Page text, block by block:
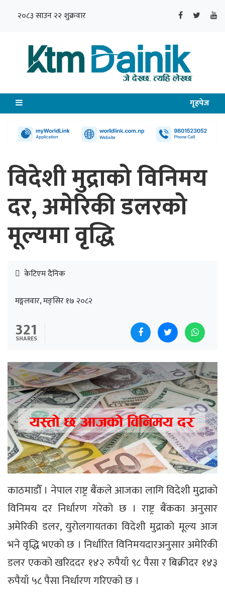
२०८३ साउन २२ शुक्रवार
गृहपेज
विदेशी मुद्राको विनिमय
दर, अमेरिकी डलरको
मूल्यमा वृद्धि
केटिएम दैनिक
मङ्गलवार, मङ्सिर १७ २०८२
321
SHARES
काठमाडौँ । नेपाल राष्ट्र बैंकले आजका लागि विदेशी मुद्राको
विनिमय दर निर्धारण गरेको छ । राष्ट्र बैंकका अनुसार
अमेरिकी डलर, युरोलगायतका विदेशी मुद्राको मूल्य आज
भने वृद्धि भएको छ । निर्धारित विनिमयदारअनुसार अमेरिकी
डलर एकको खरिददर १४२ रुपैयाँ ९८ पैसा र बिक्रीदर १४३
रुपैयाँ ५८ पैसा निर्धारण गरिएको छ ।